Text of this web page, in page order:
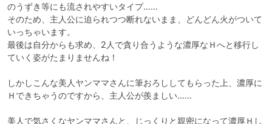
のうずき等にも流されやすいタイプ……
そのため、主人公に迫られつつ断れないまま、どんどん火がついて
いっちゃいます。
最後は自分からも求め、2人で貪り合うような濃厚なＨへと移行し
ていく姿がたまりませんね！
しかしこんな美人ヤンママさんに筆おろししてもらった上、濃厚に
Ｈできちゃうのですから、主人公が羨ましい……
美人で気さくなヤンママさんと、じっくりと親密になって濃厚Ｈし